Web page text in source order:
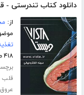
دانلود کتاب تندرستی
از:
۴۱۸ صفحه
قلب